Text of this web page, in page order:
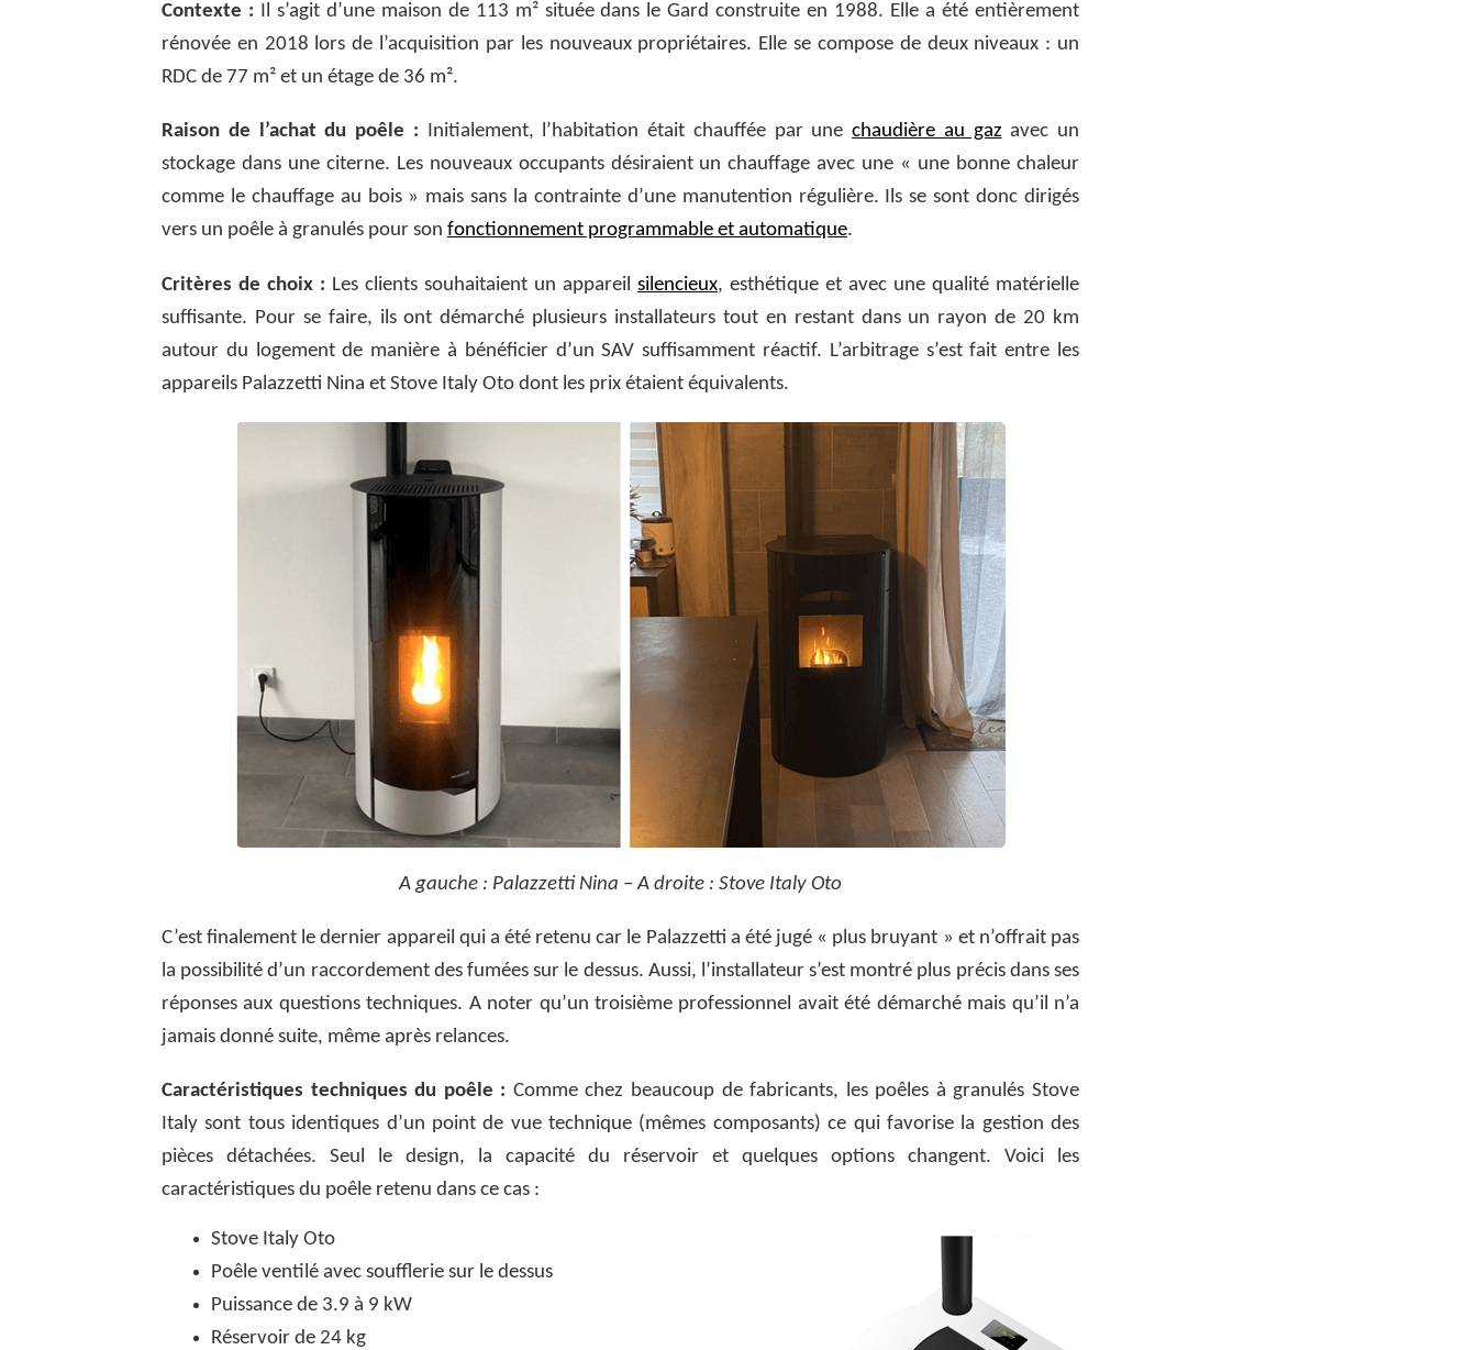
Contexte : Il s’agit d’une maison de 113 m² située dans le Gard construite en 1988. Elle a été entièrement
rénovée en 2018 lors de l’acquisition par les nouveaux propriétaires. Elle se compose de deux niveaux : un
RDC de 77 m² et un étage de 36 m².
Raison de l’achat du poêle : Initialement, l’habitation était chauffée par une chaudière au gaz avec un
stockage dans une citerne. Les nouveaux occupants désiraient un chauffage avec une « une bonne chaleur
comme le chauffage au bois » mais sans la contrainte d’une manutention régulière. Ils se sont donc dirigés
vers un poêle à granulés pour son fonctionnement programmable et automatique.
Critères de choix : Les clients souhaitaient un appareil silencieux, esthétique et avec une qualité matérielle
suffisante. Pour se faire, ils ont démarché plusieurs installateurs tout en restant dans un rayon de 20 km
autour du logement de manière à bénéficier d’un SAV suffisamment réactif. L’arbitrage s’est fait entre les
appareils Palazzetti Nina et Stove Italy Oto dont les prix étaient équivalents.
A gauche : Palazzetti Nina – A droite : Stove Italy Oto
C’est finalement le dernier appareil qui a été retenu car le Palazzetti a été jugé « plus bruyant » et n’offrait pas
la possibilité d’un raccordement des fumées sur le dessus. Aussi, l’installateur s’est montré plus précis dans ses
réponses aux questions techniques. A noter qu’un troisième professionnel avait été démarché mais qu’il n’a
jamais donné suite, même après relances.
Caractéristiques techniques du poêle : Comme chez beaucoup de fabricants, les poêles à granulés Stove
Italy sont tous identiques d’un point de vue technique (mêmes composants) ce qui favorise la gestion des
pièces détachées. Seul le design, la capacité du réservoir et quelques options changent. Voici les
caractéristiques du poêle retenu dans ce cas :
Stove Italy Oto
Poêle ventilé avec soufflerie sur le dessus
Puissance de 3.9 à 9 kW
Réservoir de 24 kg